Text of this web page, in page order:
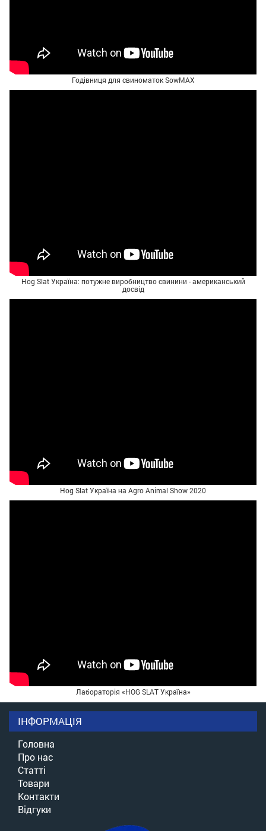
Годівниця для свиноматок SowMAX
Hog Slat Україна: потужне виробництво свинини - американський
досвід
Hog Slat Україна на Agro Animal Show 2020
Лабораторія «HOG SLAT Україна»
ІНФОРМАЦІЯ
Головна
Про нас
Статті
Товари
Контакти
Відгуки